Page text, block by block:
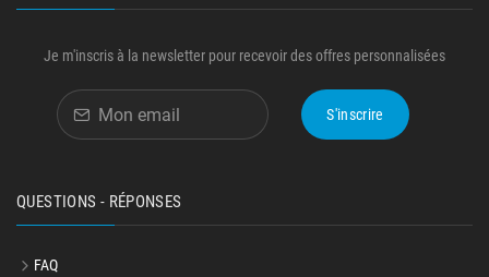
Je m'inscris à la newsletter pour recevoir des offres personnalisées
S'inscrire
QUESTIONS - RÉPONSES
FAQ